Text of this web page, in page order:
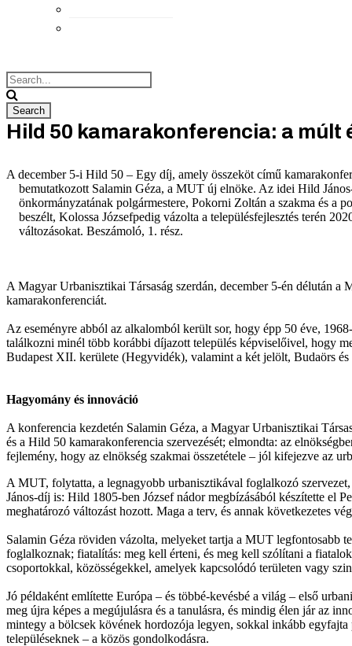
Hild 50 kamarakonferencia: a
A december 5-i Hild 50 – Egy díj, amely összeköt című
bemutatkozott Salamin Géza, a MUT új elnöke. Az idei Hild
önkormányzatának polgármestere, Pokorni Zoltán a szakma és a
beszélt, Kolossa Józsefpedig vázolta a településfejlesztés terén
változásokat. Beszámoló, 1. rész.
A Magyar Urbanisztikai Társaság szerdán, december 5-én délután
kamarakonferenciát.
Az eseményre abból az alkalomból került sor, hogy épp 50 éve,
találkozni minél több korábbi díjazott település képviselőivel, hogy
Budapest XII. kerülete (Hegyvidék), valamint a két jelölt, Budaörs
Hagyomány és innováció
A konferencia kezdetén Salamin Géza, a Magyar Urbanisztikai
és a Hild 50 kamarakonferencia szervezését; elmondta: az
fejlemény, hogy az elnökség szakmai összetétele – jól kifejezve az
A MUT, folytatta, a legnagyobb urbanisztikával foglalkozó
János-díj is: Hild 1805-ben József nádor megbízásából készítette el
meghatározó változást hozott. Maga a terv, és annak következetes
Salamin Géza röviden vázolta, melyeket tartja a MUT legfontosabb
foglalkoznak; fiatalítás: meg kell érteni, és meg kell szólítani a
csoportokkal, közösségekkel, amelyek kapcsolódó területen vagy
Jó példaként említette Európa – és többé-kevésbé a világ – első
meg újra képes a megújulásra és a tanulásra, és mindig élen jár az
mintegy a bölcsek kövének hordozója legyen, sokkal inkább
településeknek – a közös gondolkodásra.